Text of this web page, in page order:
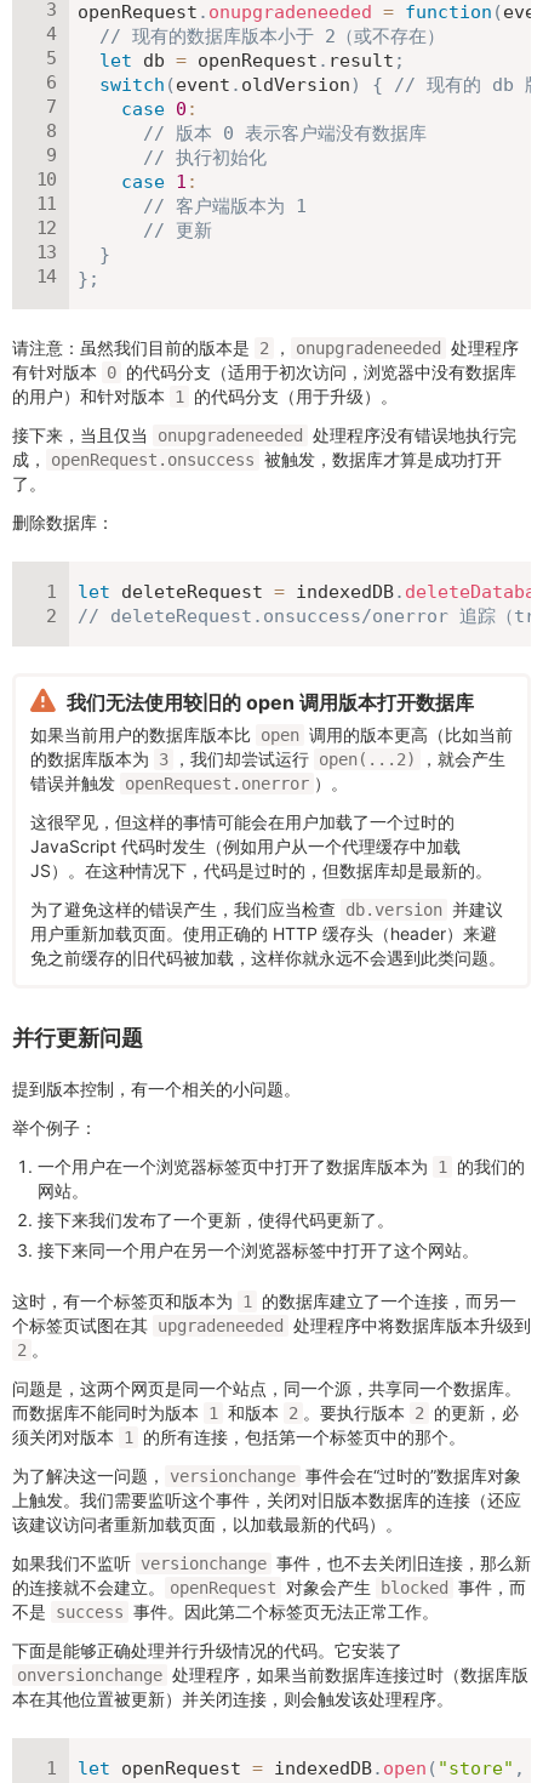
openRequest . onupgradeneeded = function (
// 现有的数据库版本小于 2（或不存在）
let db = openRequest . result ;
switch (event . oldVersion) {
// 现有的 db 版
case 0 :
// 版本 0 表示客户端没有数据库
// 执行初始化
case 1 :
// 客户端版本为 1
// 更新
}
} ;
请注意：虽然我们目前的版本是 2 ， onupgradeneeded
处理程序
有针对版本
0 的代码分支（适用于初次访问，浏览器中没有数据库
的用户）和针对版本
1
的代码分支（用于升级）。
接下来，当且仅当
onupgradeneeded
处理程序没有错误地执行完
成，
openRequest.onsuccess 被触发，数据库才算是成功打开
了。
删除数据库：
let deleteRequest = indexedDB.
// deleteRequest.onsuccess/onerror 追踪（
我们无法使用较旧的 open 调用版本打开数据库
如果当前用户的数据库版本比 open 调用的版本更高（比如当前
的数据库版本为
3 ，我们却尝试运行 open(...2)
，就会产生
错误并触发 openRequest.onerror ）。
这很罕见，但这样的事情可能会在用户加载了一个过时的
JavaScript 代码时发生（例如用户从一个代理缓存中加载
JS）。在这种情况下，代码是过时的，但数据库却是最新的。
为了避免这样的错误产生，我们应当检查
db.version 并建议
用户重新加载页面。使用正确的 HTTP 缓存头（header）来避
免之前缓存的旧代码被加载，这样你就永远不会遇到此类问题。
并行更新问题
提到版本控制，有一个相关的小问题。
举个例子：
一个用户在一个浏览器标签页中打开了数据库版本为
1
的我们的
网站。
接下来我们发布了一个更新，使得代码更新了。
接下来同一个用户在另一个浏览器标签中打开了这个网站。
这时，有一个标签页和版本为 1
的数据库建立了一个连接，而另一
个标签页试图在其 upgradeneeded 处理程序中将数据库版本升级到
2 。
问题是，这两个网页是同一个站点，同一个源，共享同一个数据库。
而数据库不能同时为版本
1 和版本 2 。要执行版本 2
的更新，必
须关闭对版本
1
的所有连接，包括第一个标签页中的那个。
为了解决这一问题，
versionchange 事件会在“过时的”数据库对象
上触发。我们需要监听这个事件，关闭对旧版本数据库的连接（还应
该建议访问者重新加载页面，以加载最新的代码）。
如果我们不监听 versionchange 事件，也不去关闭旧连接，那么新
的连接就不会建立。
openRequest 对象会产生 blocked 事件，而
不是
success 事件。因此第二个标签页无法正常工作。
下面是能够正确处理并行升级情况的代码。它安装了
onversionchange 处理程序，如果当前数据库连接过时（数据库版
本在其他位置被更新）并关闭连接，则会触发该处理程序。
let openRequest = indexedDB. open ( "store" ,